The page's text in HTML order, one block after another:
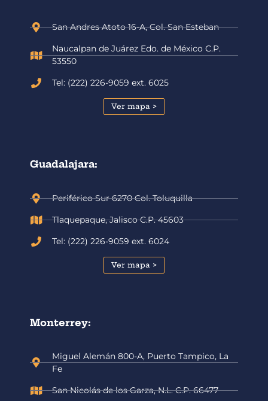
San Andres Atoto 16-A, Col. San Esteban
Naucalpan de Juárez Edo. de México C.P.
53550
Tel: (222) 226-9059 ext. 6025
Ver mapa >
Guadalajara:
Periférico Sur 6270 Col. Toluquilla
Tlaquepaque, Jalisco C.P. 45603
Tel: (222) 226-9059 ext. 6024
Ver mapa >
Monterrey:
Miguel Alemán 800-A, Puerto Tampico, La
Fe
San Nicolás de los Garza, N.L. C.P. 66477